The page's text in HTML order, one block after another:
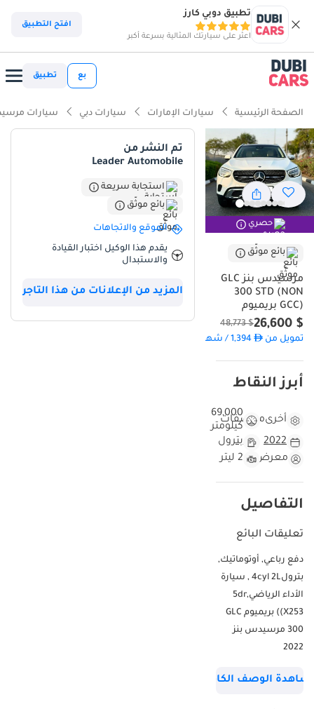
تطبيق دوبي كارز
اعثر على سيارتك المثالية بسرعة أكبر
افتح التطبيق
بع تطبيق
الصفحة الرئيسية سيارات الإمارات سيارات دبي سيارات
حصري
بائع موثّق
مرسيدس بنز GLC
300 STD (NON
GCC) بريميوم
$ 26,600
$ 48,773
تمويل من
1,394/ شهر
أبرز النقاط
أخرىمواصفات
69,000
كيلومتر
2022
بترول
معرض
2 ليتر
التفاصيل
تعليقات البائع
‏دفع رباعي‎, ‏أوتوماتيك‎,
‏بترول‎ 4cyl 2L, ‏سيارة
الأداء الرياضي‎ 5dr,
(X253) ‏بريميوم‎ ‏GLC
‎2022‏
بحاله ممتازه جدا وعلى
الوصف الكامل
تم النشر من
Leader Automobile
استجابة سريعة
بائع موثّق
الموقع والاتجاهات
يقدم هذا الوكيل اختبار القيادة
والاستبدال
المزيد من الإعلانات من هذا التاجر